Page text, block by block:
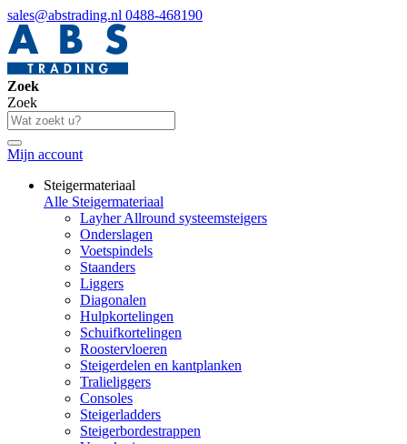
sales@abstrading.nl 0488-468190
Zoek
Zoek
Mijn account
Steigermateriaal
Alle Steigermateriaal
Layher Allround systeemsteigers
Onderslagen
Voetspindels
Staanders
Liggers
Diagonalen
Hulpkortelingen
Schuifkortelingen
Roostervloeren
Steigerdelen en kantplanken
Tralieliggers
Consoles
Steigerladders
Steigerbordestrappen